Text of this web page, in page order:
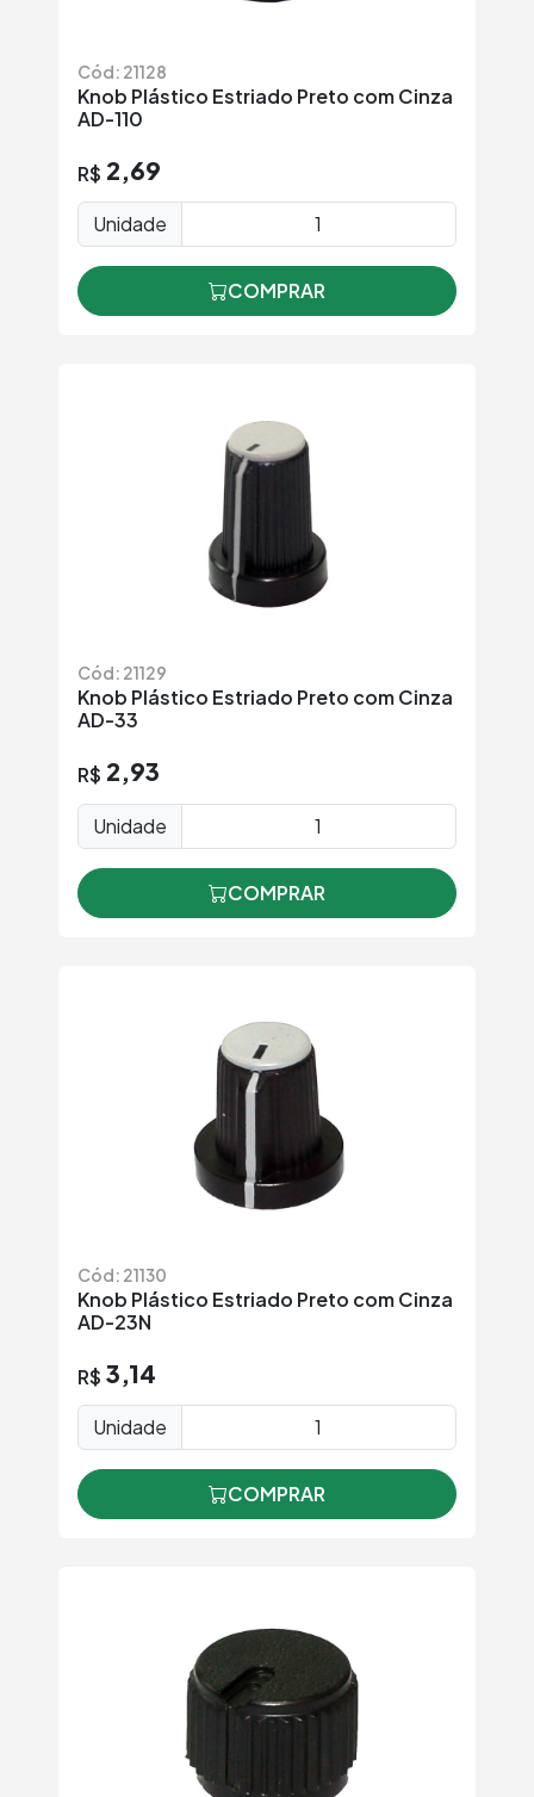
Cód: 21128
Knob Plástico Estriado Preto com Cinza
AD-110
R$ 2,69
Unidade
COMPRAR
Cód: 21129
Knob Plástico Estriado Preto com Cinza
AD-33
R$ 2,93
Unidade
COMPRAR
Cód: 21130
Knob Plástico Estriado Preto com Cinza
AD-23N
R$ 3,14
Unidade
COMPRAR